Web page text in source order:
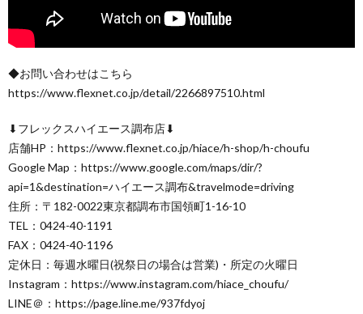
◆お問い合わせはこちら
https://www.flexnet.co.jp/detail/2266897510.html
⬇︎フレックスハイエース調布店⬇︎
店舗HP：https://www.flexnet.co.jp/hiace/h-shop/h-choufu
Google Map：https://www.google.com/maps/dir/?
api=1&destination=ハイエース調布&travelmode=driving
住所：〒182-0022東京都調布市国領町1-16-10
TEL：0424-40-1191
FAX：0424-40-1196
定休日：毎週水曜日(祝祭日の場合は営業)・所定の火曜日
Instagram：https://www.instagram.com/hiace_choufu/
LINE＠：https://page.line.me/937fdyoj